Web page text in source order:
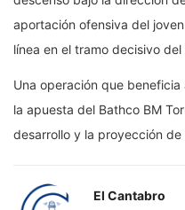
aportación ofensiva del
línea en el tramo decisivo del
Una operación que
la apuesta del Bathco BM
desarrollo y la proyección de
El Cantabro